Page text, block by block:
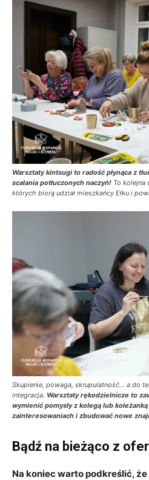
Warsztaty kintsugi to radość płynąca z
scalania potłuczonych naczyń! To kolejna
których biorą udział mieszkańcy Ełku i
Skupienie, powaga, skrupulatność… a do
integracja. Warsztaty rękodzielnicze to
wymienić pomysły z kolegą lub
zainteresowaniach i zbudować nowe
Bądź na bieżąco z
Na koniec warto podkreślić,